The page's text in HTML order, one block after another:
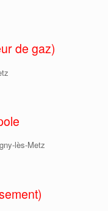
de gaz)
lès-Metz